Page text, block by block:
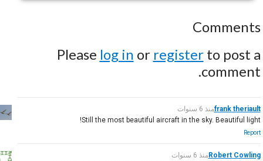
Comments
Please log in or registerto post a
comment.
frank theriaultمنذ 6 سنوات
Still the most beautiful aircraft in the sky. Beautiful light!
Report
Robert Cowlingمنذ 6 سنوات